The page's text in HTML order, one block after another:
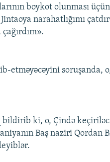
boykot olunması
narahatlığımı
etməyəcəyini soruşanda,
ki, o, Çində
Baş naziri Qordan